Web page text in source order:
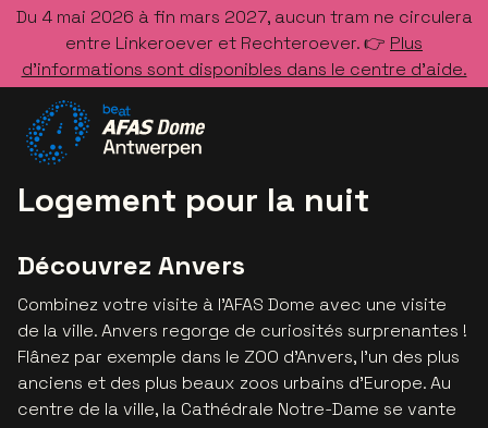
Du 4 mai 2026 à fin mars 2027, aucun tram ne circulera
entre Linkeroever et Rechteroever. 👉 Plus
d’informations sont disponibles dans le centre d’aide.
Logement pour la nuit
Découvrez Anvers
Combinez votre visite à l'AFAS Dome avec une visite
de la ville. Anvers regorge de curiosités surprenantes !
Flânez par exemple dans le ZOO d'Anvers, l’un des plus
anciens et des plus beaux zoos urbains d’Europe. Au
centre de la ville, la Cathédrale Notre-Dame se vante